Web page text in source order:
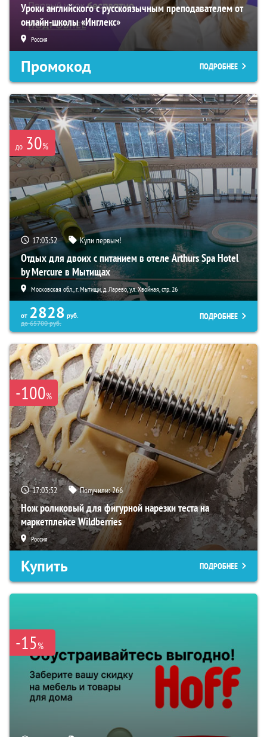
Уроки английского с русскоязычным преподавателем от
онлайн-школы «Инглекс»
Россия
Промокод ПОДРОБНЕЕ
до 30%
17:03:50 Купи первым!
Отдых для двоих с питанием в отеле Arthurs Spa Hotel
by Mercure в Мытищах
Московская обл., г. Мытищи, д. Ларево, ул. Хвойная, стр. 26
от 2828 руб.
до65700руб.
ПОДРОБНЕЕ
-100%
17:03:50 Получили:266
Нож роликовый для фигурной нарезки теста на
маркетплейсе Wildberries
Россия
Купить ПОДРОБНЕЕ
-15%